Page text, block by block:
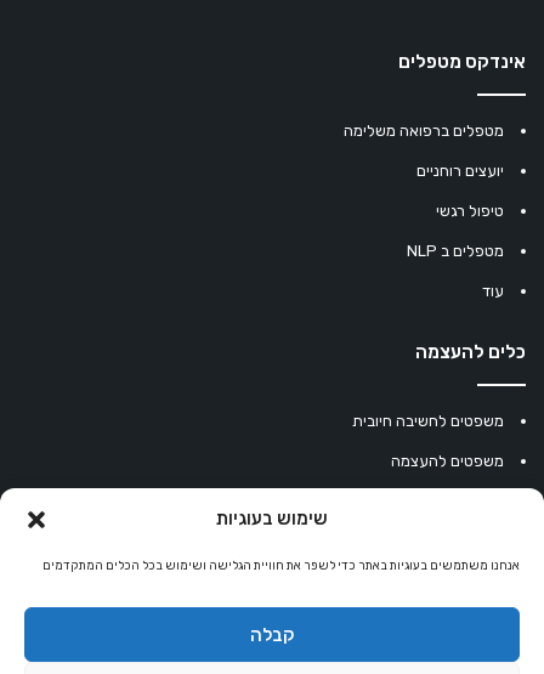
שימוש בעוגיות
אנחנו משתמשים בעוגיות באתר כדי לשפר את חוויית הגלישה ושימוש בכל הכלים המתקדמים
קבלה
אינדקס מטפלים
מטפלים ברפואה משלימה
יועצים רוחניים
טיפול רגשי
מטפלים ב NLP
עוד
כלים להעצמה
משפטים לחשיבה חיובית
משפטים להעצמה